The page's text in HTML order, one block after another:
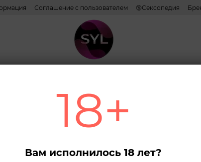
Соглашение с пользователем 🔞Сексопедия
Combo
Сортировка:
18+
Вам исполнилось 18 лет?